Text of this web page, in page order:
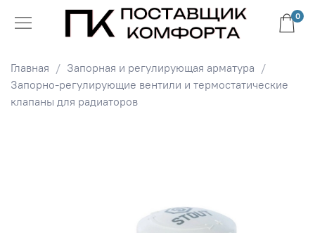
0
Главная
Запорная и регулирующая арматура
Запорно-регулирующие вентили и термостатические
клапаны для радиаторов